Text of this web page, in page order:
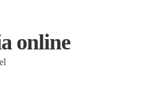
online